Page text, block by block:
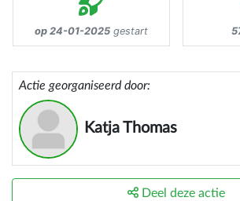
op 24-01-2025 gestart
Actie georganiseerd door:
Katja Thomas
Deel deze actie